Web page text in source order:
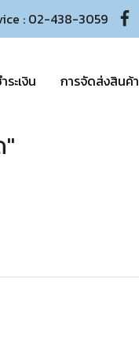
: 02-438-3059
ระเงิน การจัดส่งสินค้า